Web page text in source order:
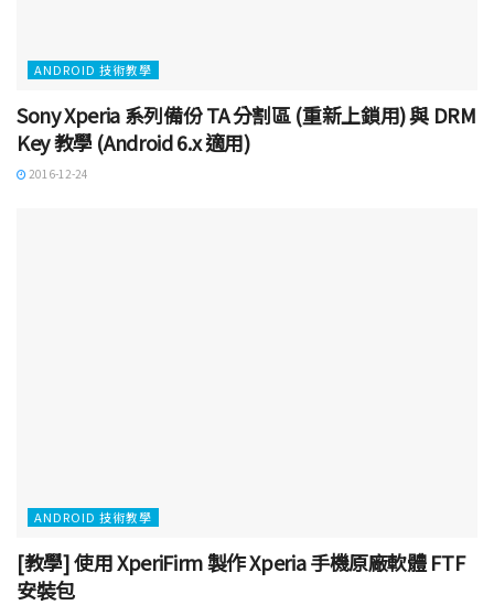
ANDROID 技術教學
Sony Xperia 系列備份 TA 分割區 (重新上鎖用) 與 DRM
Key 教學 (Android 6.x 適用)
2016-12-24
ANDROID 技術教學
[教學] 使用 XperiFirm 製作 Xperia 手機原廠軟體 FTF
安裝包